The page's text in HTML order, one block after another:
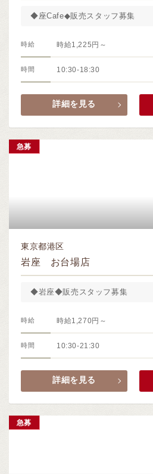
◆座Cafe◆販売スタッフ募集
時給 時給1,225円～
時間 10:30-18:30
詳細を見る
東京都港区
岩座 お台場店
◆岩座◆販売スタッフ募集
時給 時給1,270円～
時間 10:30-21:30
急募
詳細を見る
急募